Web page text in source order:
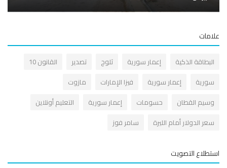
الذكية إعمار سورية ثلوج تصدير
القانون 10
إعمار سورية فيزا الإمارات
مازوت
القطان
حسومات إعمار سورية
التعليم أونلاين
الدولار أمام الليرة
سامر فوز
التصويت